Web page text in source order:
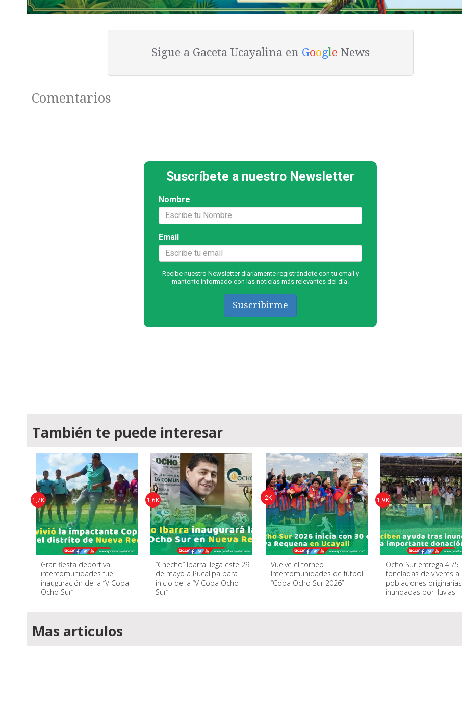
Sigue a Gaceta Ucayalina en GoogleNews
Comentarios
Suscríbete a nuestro Newsletter
Nombre
Email
Recibe nuestro Newsletter diariamente registrándote con tu email y
mantente informado con las noticias más relevantes del día.
Suscribirme
También te puede interesar
Gran fiesta deportiva
intercomunidades fue
inauguración de la “V Copa
Ocho Sur”
1,7K
“Checho” Ibarra llega este 29
de mayo a Pucallpa para
inicio de la “V Copa Ocho
Sur”
1,6K
Vuelve el torneo
Intercomunidades de fútbol
“Copa Ocho Sur 2026”
2K
Ocho Sur entrega 4.75
toneladas de víveres a
poblaciones originarias
inundadas por lluvias
1,9K
Mas articulos